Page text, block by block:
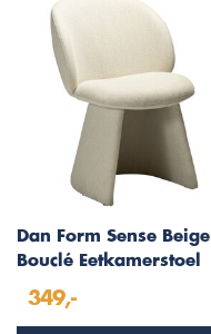
Dan Form Sense Beige
Bouclé Eetkamerstoel
349,-